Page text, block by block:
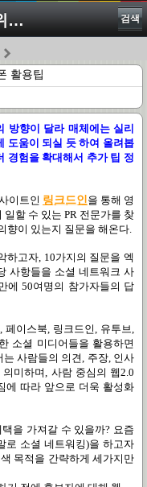
직장인들을 위한 소셜 미디어 및 스마트폰 활용팁 검색
활용팁
방향이 달라 매체에는 실리
도움이 되실 듯 하여 올려봅
경험을 확대해서 추가 팁 정
이트인 링크드인을 통해 영
일할 수 있는 PR 전문가를 찾
향이 있는지 질문을 해온다.
하고자, 10가지의 질문을 엑
사항들을 소셜 네트워크 사
에 50여명의 참가자들의 답
, 페이스북, 링크드인, 유투브,
소셜 미디어들을 활용하면
는 사람들의 의견, 주장, 인사
의미하며, 사람 중심의 웹2.0
에 따라 앞으로 더욱 활성화
을 가져갈 수 있을까? 요즘
로 소셜 네트워킹)을 하고자
목적을 간략하게 세가지만